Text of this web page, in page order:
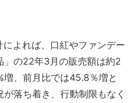
よれば、口紅やファンデー
」の22年3月の販売額は約2
、前月比では45.8％増と
落ち着き、行動制限もなく